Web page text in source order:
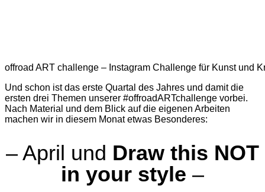
offroad ART challenge – Instagram Challenge für Kunst und
Und schon ist das erste Quartal des Jahres und damit die
ersten drei Themen unserer #offroadARTchallenge vorbei.
Nach Material und dem Blick auf die eigenen Arbeiten
machen wir in diesem Monat etwas Besonderes:
– April und Draw this NOT
in your style –